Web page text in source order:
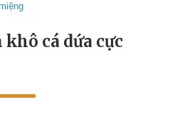
cá dứa cực